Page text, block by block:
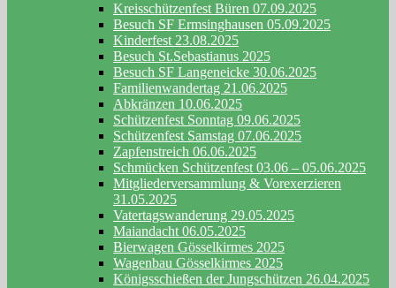
Kreisschützenfest Büren 07.09.2025
Besuch SF Ermsinghausen 05.09.2025
Kinderfest 23.08.2025
Besuch St.Sebastianus 2025
Besuch SF Langeneicke 30.06.2025
Familienwandertag 21.06.2025
Abkränzen 10.06.2025
Schützenfest Sonntag 09.06.2025
Schützenfest Samstag 07.06.2025
Zapfenstreich 06.06.2025
Schmücken Schützenfest 03.06 – 05.06.2025
Mitgliederversammlung & Vorexerzieren
31.05.2025
Vatertagswanderung 29.05.2025
Maiandacht 06.05.2025
Bierwagen Gösselkirmes 2025
Wagenbau Gösselkirmes 2025
Königsschießen der Jungschützen 26.04.2025